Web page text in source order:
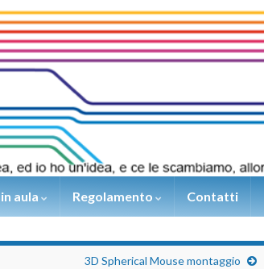
aula Regolamento Contatti
3D Spherical Mouse montaggio